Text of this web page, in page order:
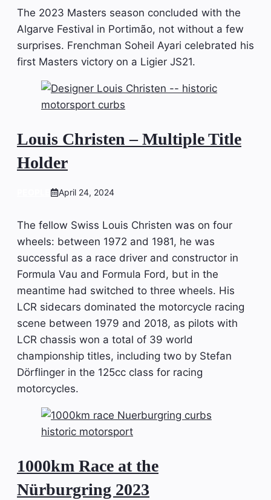
The 2023 Masters season concluded with the
Algarve Festival in Portimão, not without a few
surprises. Frenchman Soheil Ayari celebrated his
first Masters victory on a Ligier JS21.
Louis Christen – Multiple Title
Holder
April 24, 2024
The fellow Swiss Louis Christen was on four
wheels: between 1972 and 1981, he was
successful as a race driver and constructor in
Formula Vau and Formula Ford, but in the
meantime had switched to three wheels. His
LCR sidecars dominated the motorcycle racing
scene between 1979 and 2018, as pilots with
LCR chassis won a total of 39 world
championship titles, including two by Stefan
Dörflinger in the 125cc class for racing
motorcycles.
1000km Race at the
Nürburgring 2023